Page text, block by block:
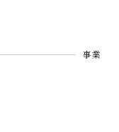
事業